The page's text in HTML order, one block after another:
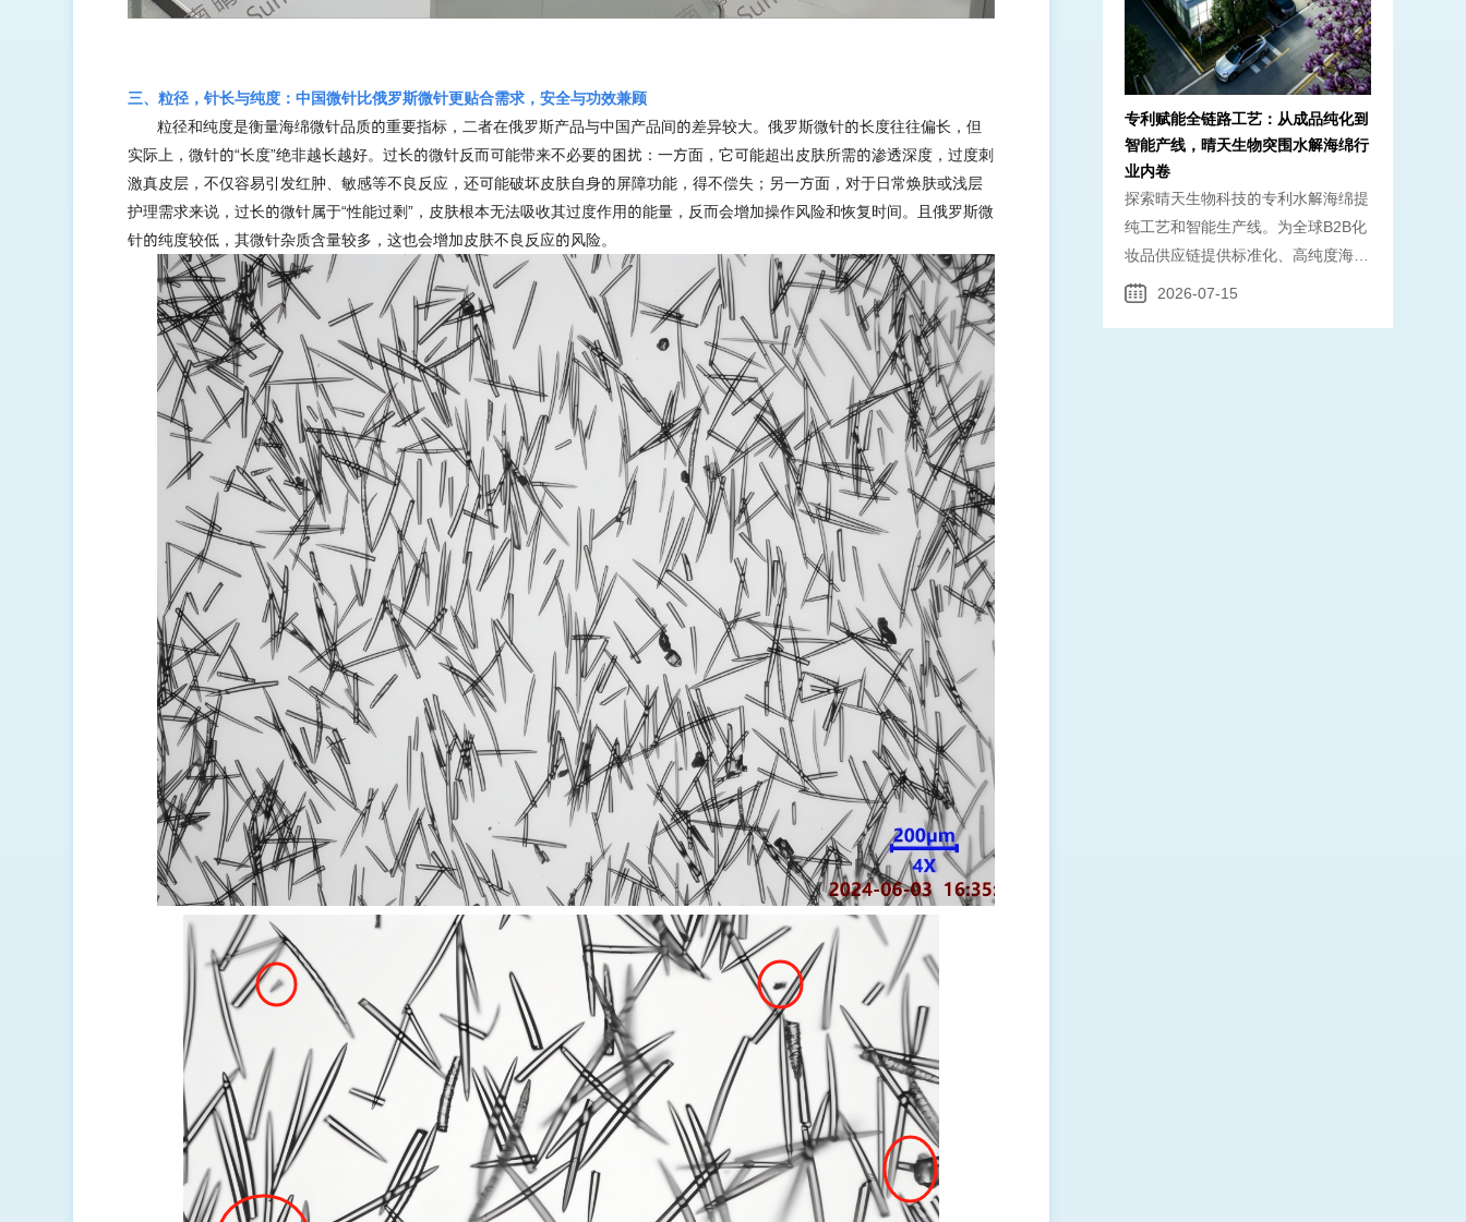
三、粒径，针长与纯度：中国微针比俄罗斯微针更贴合需求，安全与功效兼顾
粒径和纯度是衡量海绵微针品质的重要指标，二者在俄罗斯产品与中国产品间的差异较大。 俄罗斯微针的长度往往偏长，但
实际上，微针的“长度”绝非越长越好。过长的微针反而可能带来不必要的困扰：一方面，它可能超出皮肤所需的渗透深度，过度刺
激真皮层，不仅容易引发红肿、敏感等不良反应，还可能破坏皮肤自身的屏障功能，得不偿失；另一方面，对于日常焕肤或浅层
护理需求来说，过长的微针属于“性能过剩”，皮肤根本无法吸收其过度作用的能量，反而会增加操作风险和恢复时间。且俄罗斯微
针的纯度较低，其微针杂质含量较多，这也会增加皮肤不良反应的风险。
专利赋能全链路工艺：从成品纯化到
智能产线，晴天生物突围水解海绵行
业内卷
探索晴天生物科技的专利水解海绵提
纯工艺和智能生产线。为全球B2B化
妆品供应链提供标准化、高纯度海绵
骨针原料。
2026-07-15